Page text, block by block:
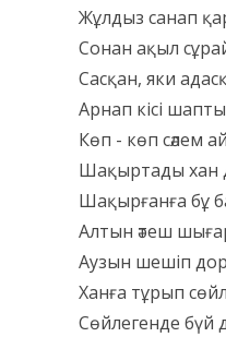
Жұлдыз санап
Сонан ақыл
Сасқан, яки
Арнап кісі
Көп - көп сәлем
Шақыртады хан
Шақырғанға бұ
Алтын әтеш
Аузын шешіп
Ханға тұрып
Сөйлегенде бүй